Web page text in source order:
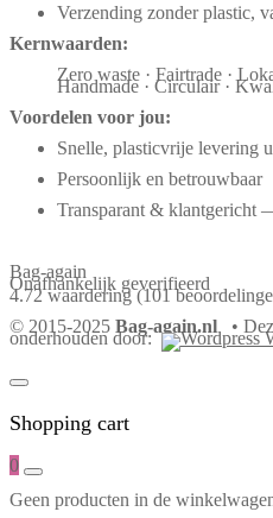
Verzending zonder plastic,
Kernwaarden:
Zero waste · Fairtrade ·
Handmade · Circulair ·
Voordelen voor jou:
Snelle, plasticvrije levering
Persoonlijk en betrouwbaar
Transparant & klantgericht
Bag-again
Onafhankelijk geverifieerd
4.72 waardering (101
© 2015-2025 Bag-again.nl •
onderhouden door:
Shopping cart
0
Geen producten in de